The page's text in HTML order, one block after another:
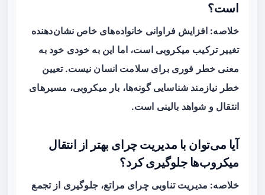
است؟
خلاصه: افزایش فراوانی خانواده‌های خاص نشان‌دهنده
تغییر ترکیب میکروبی است، اما این به خودی خود به
معنی خطر فوری برای سلامت انسان نیست. تعیین
خطر نیازمند شناسایی گونه‌ها، بار میکروبی، مسیرهای
انتقال و شواهد بالینی است.
آیا می‌توان با مدیریت چرای بهتر از انتقال
میکروب‌ها جلوگیری کرد؟
خلاصه: مدیریت تناوبی چرای مراتع، جلوگیری از تجمع